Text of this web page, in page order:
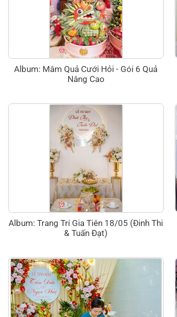
Album: Mâm Quả Cưới Hỏi - Gói 6 Quả
Nâng Cao
Album: Trang Trí Gia Tiên 18/05 (Đinh Thi
& Tuấn Đạt)